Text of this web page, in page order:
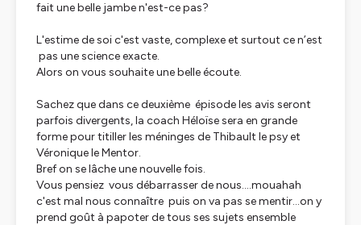
fait une belle jambe n'est-ce pas?
L'estime de soi c'est vaste, complexe et surtout ce n’est
pas une science exacte.
Alors on vous souhaite une belle écoute.
Sachez que dans ce deuxième épisode les avis seront
parfois divergents, la coach Héloïse sera en grande
forme pour titiller les méninges de Thibault le psy et
Véronique le Mentor.
Bref on se lâche une nouvelle fois.
Vous pensiez vous débarrasser de nous....mouahah
c'est mal nous connaître puis on va pas se mentir...on y
prend goût à papoter de tous ses sujets ensemble